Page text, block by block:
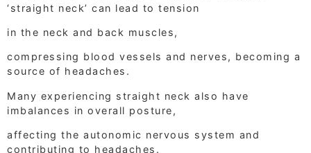
‘straight neck’ can lead to tension
in the neck and back muscles,
compressing blood vessels and nerves, becoming a
source of headaches.
Many experiencing straight neck also have
imbalances in overall posture,
affecting the autonomic nervous system and
contributing to headaches.